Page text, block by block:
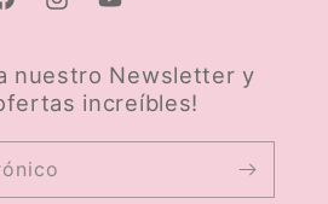
InstagramYouTube
nuestro Newsletter y
increíbles!